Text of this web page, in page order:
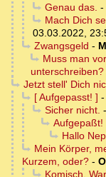
Genau das. -
Mach Dich
03.03.2022,
Zwangsgeld -
Muss man
unterschreiben?
Jetzt stell' Dich
[ Aufgepasst! ] -
Sicher nicht. -
Aufgepaßt!
Hallo
Mein Körper,
Kurzem, oder? -
Komisch.